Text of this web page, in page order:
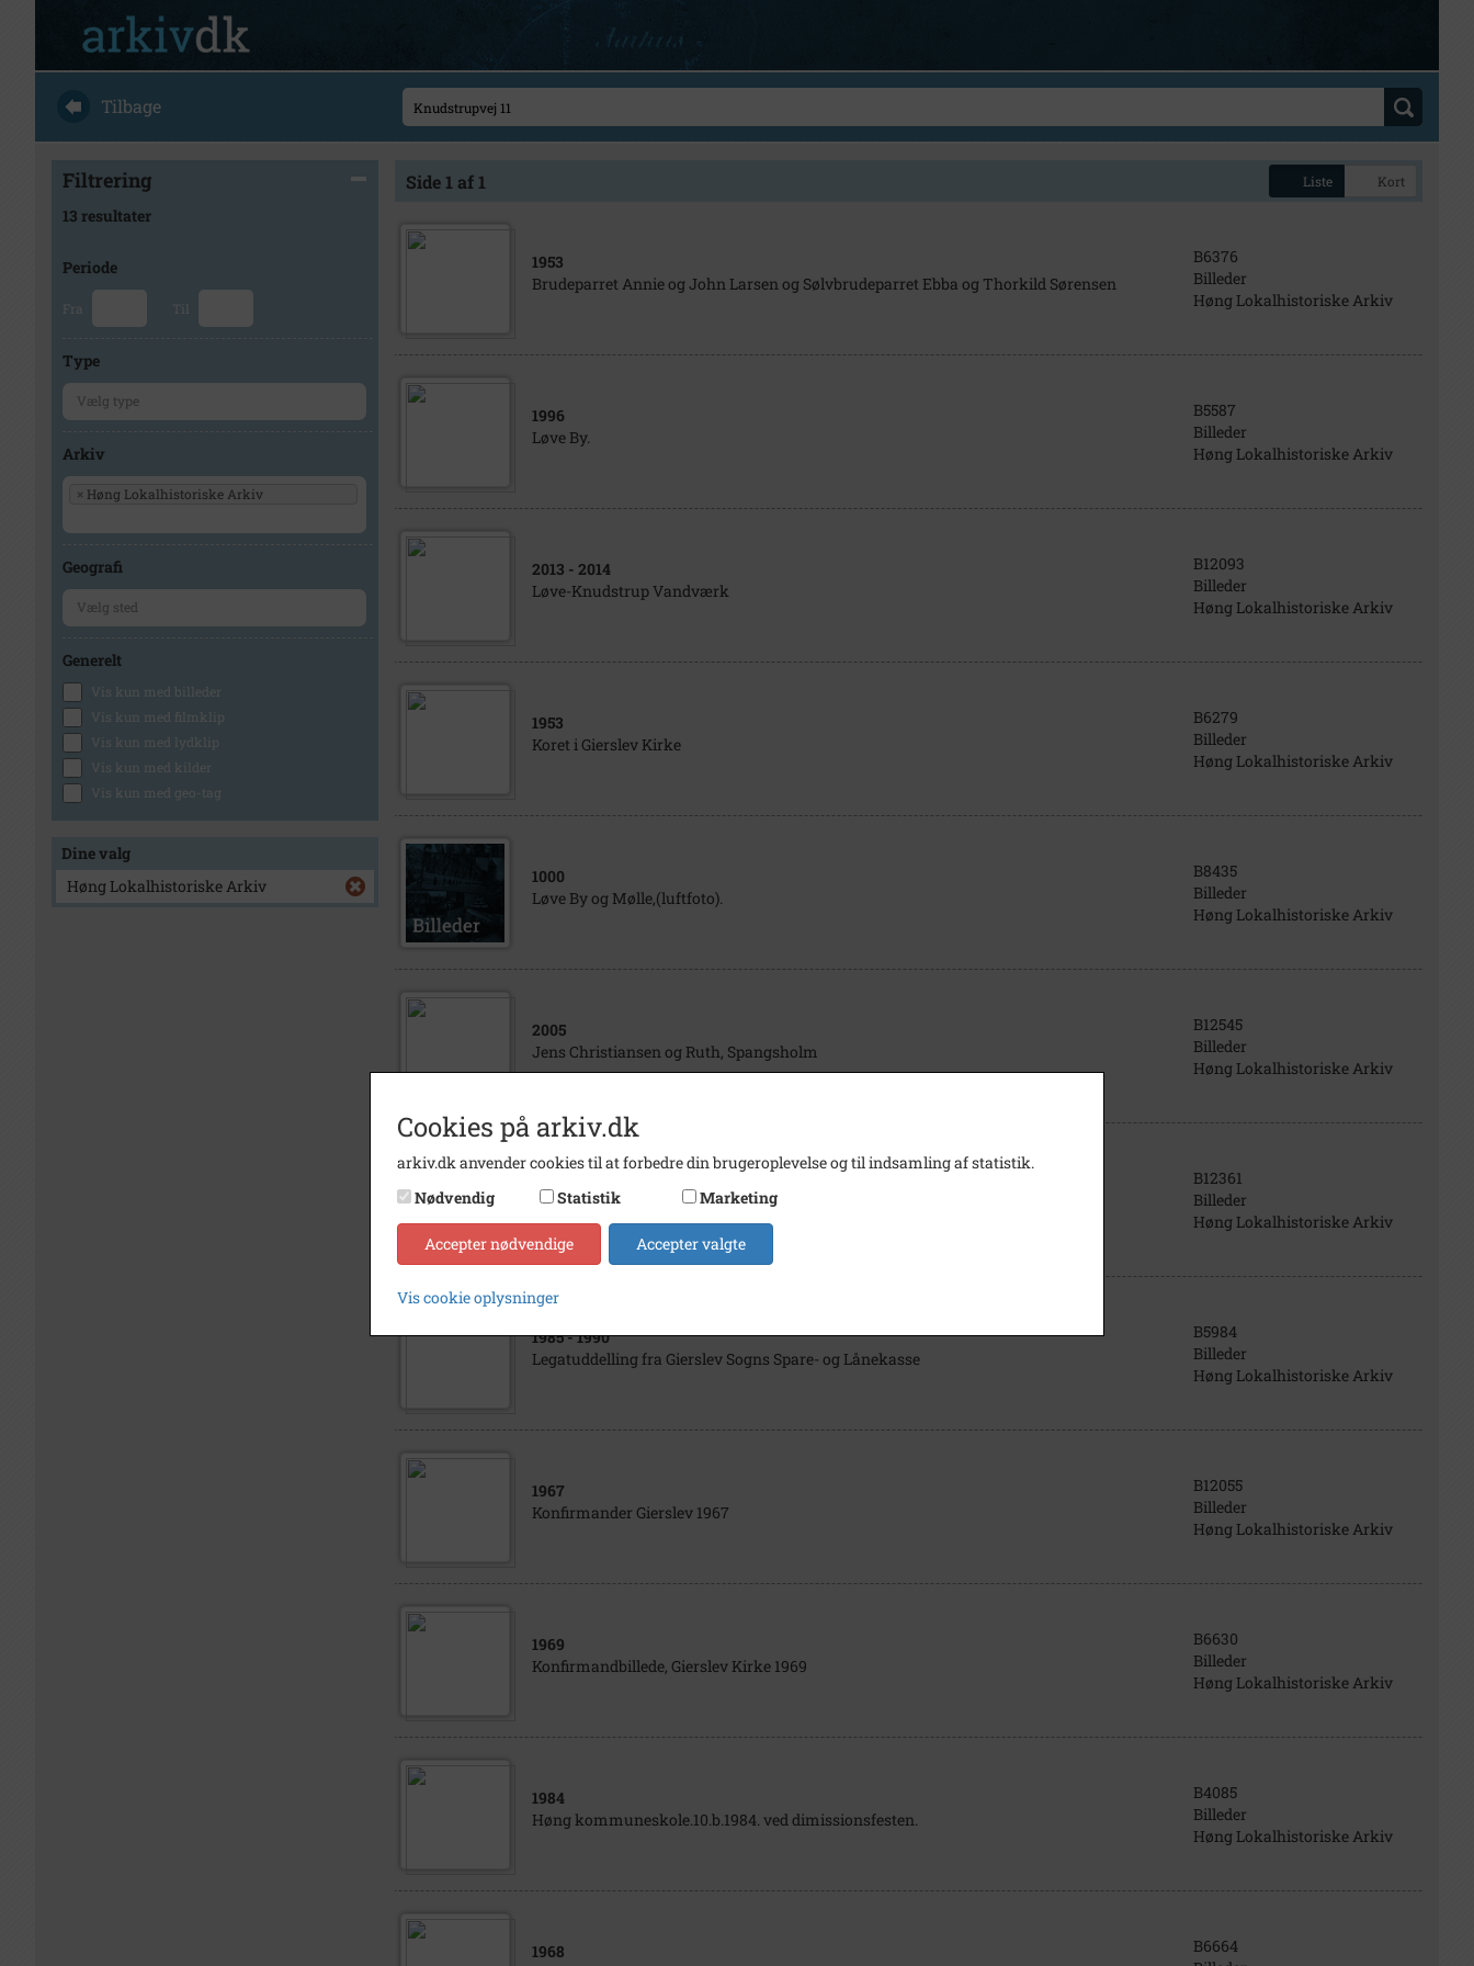
Tilbage
Filtrering
13 resultater
Periode
Fra Til
Type
Arkiv
× Høng Lokalhistoriske Arkiv
Geografi
Generelt
Vis kun med billeder
Vis kun med filmklip
Vis kun med lydklip
Vis kun med kilder
Vis kun med geo-tag
Dine valg
Høng Lokalhistoriske Arkiv
Side 1 af 1 Liste Kort
1953
Brudeparret Annie og John Larsen og Sølvbrudeparret Ebba og Thorkild Sørensen
B6376
Billeder
Høng Lokalhistoriske Arkiv
1996
Løve By.
B5587
Billeder
Høng Lokalhistoriske Arkiv
2013 - 2014
Løve-Knudstrup Vandværk
B12093
Billeder
Høng Lokalhistoriske Arkiv
1953
Koret i Gierslev Kirke
B6279
Billeder
Høng Lokalhistoriske Arkiv
1000
Løve By og Mølle,(luftfoto).
B8435
Billeder
Høng Lokalhistoriske Arkiv
2005
Jens Christiansen og Ruth, Spangsholm
B12545
Billeder
Høng Lokalhistoriske Arkiv
Jens og Ruth Christiansen
B12361
Billeder
Høng Lokalhistoriske Arkiv
1985- 1990
Legatuddelling fra Gierslev Sogns Spare- og Lånekasse
B5984
Billeder
Høng Lokalhistoriske Arkiv
1967
Konfirmander Gierslev 1967
B12055
Billeder
Høng Lokalhistoriske Arkiv
1969
Konfirmandbillede, Gierslev Kirke 1969
B6630
Billeder
Høng Lokalhistoriske Arkiv
1984
Høng kommuneskole.10.b.1984. ved dimissionsfesten.
B4085
Billeder
Høng Lokalhistoriske Arkiv
1968
B6664
Cookies på arkiv.dk
arkiv.dk anvender cookies til at forbedre din brugeroplevelse og til indsamling af statistik.
Nødvendig
Statistik Marketing
Accepter nødvendige Accepter valgte
Vis cookie oplysninger